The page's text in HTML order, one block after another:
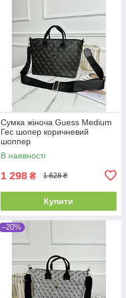
Сумка жіноча Guess Medium
Гес шопер коричневий
шоппер
В наявності
1 298 ₴ 1 628 ₴
Купити
–20%